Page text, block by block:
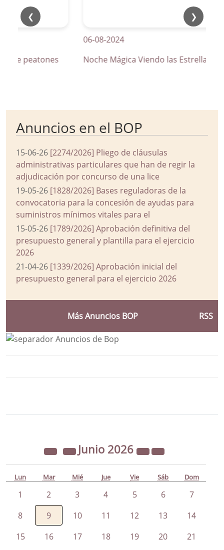
❮ ❯
de peatones
06-08-2024
Noche Mágica Viendo las Estrellas
Anuncios en el BOP
15-06-26 [2274/2026] Pliego de cláusulas
administrativas particulares que han de regir la
adjudicación por concurso de una lice
19-05-26 [1828/2026] Bases reguladoras de la
convocatoria para la concesión de ayudas para
suministros mínimos vitales para el
15-05-26 [1789/2026] Aprobación definitiva del
presupuesto general y plantilla para el ejercicio
2026
21-04-26 [1339/2026] Aprobación inicial del
presupuesto general para el ejercicio 2026
Más Anuncios BOP RSS
Junio 2026
Lun Mar Mié Jue Vie Sáb Dom
1 2 3 4 5 6
7
8
9 10 11 12 13
14
15
16 17 18 19 20 21